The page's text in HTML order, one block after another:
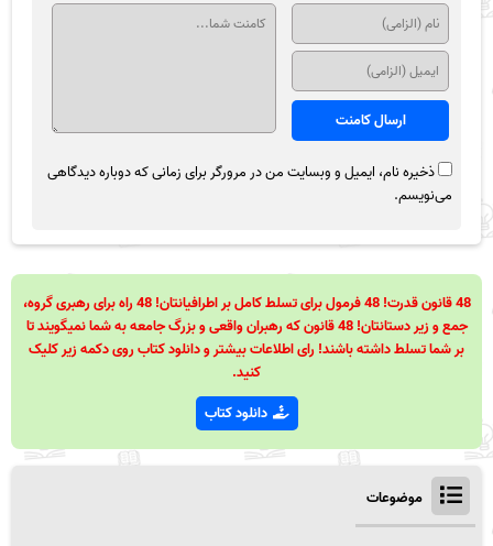
ذخیره نام، ایمیل و وبسایت من در مرورگر برای زمانی که دوباره دیدگاهی
می‌نویسم.
48 قانون قدرت! 48 فرمول برای تسلط کامل بر اطرافیانتان! 48 راه برای رهبری گروه،
جمع و زیر دستانتان! 48 قانون که رهبران واقعی و بزرگ جامعه به شما نمیگویند تا
بر شما تسلط داشته باشند! رای اطلاعات بیشتر و دانلود کتاب روی دکمه زیر کلیک
کنید.
دانلود کتاب
موضوعات